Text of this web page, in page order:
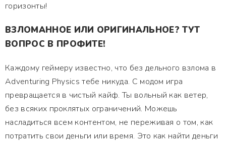
горизонты!
ВЗЛОМАННОЕ ИЛИ ОРИГИНАЛЬНОЕ? ТУТ
ВОПРОС В ПРОФИТЕ!
Каждому геймеру известно, что без дельного взлома в
Adventuring Physics тебе никуда. С модом игра
превращается в чистый кайф. Ты вольный как ветер,
без всяких проклятых ограничений. Можешь
насладиться всем контентом, не переживая о том, как
потратить свои деньги или время. Это как найти деньги